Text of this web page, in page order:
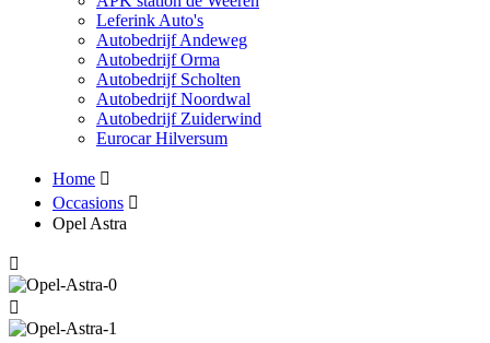
Leferink Auto's
Autobedrijf Andeweg
Autobedrijf Orma
Autobedrijf Scholten
Autobedrijf Noordwal
Autobedrijf Zuiderwind
Eurocar Hilversum
Home
Occasions
Opel Astra